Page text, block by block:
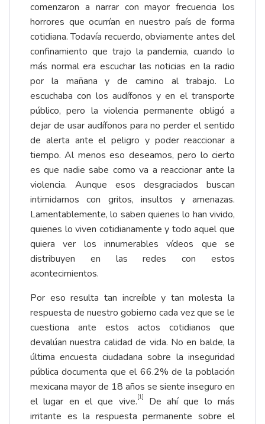
comenzaron a narrar con mayor frecuencia los
horrores que ocurrían en nuestro país de forma
cotidiana. Todavía recuerdo, obviamente antes del
confinamiento que trajo la pandemia, cuando lo
más normal era escuchar las noticias en la radio
por la mañana y de camino al trabajo. Lo
escuchaba con los audífonos y en el transporte
público, pero la violencia permanente obligó a
dejar de usar audífonos para no perder el sentido
de alerta ante el peligro y poder reaccionar a
tiempo. Al menos eso deseamos, pero lo cierto
es que nadie sabe como va a reaccionar ante la
violencia. Aunque esos desgraciados buscan
intimidarnos con gritos, insultos y amenazas.
Lamentablemente, lo saben quienes lo han vivido,
quienes lo viven cotidianamente y todo aquel que
quiera ver los innumerables vídeos que se
distribuyen en las redes con estos
acontecimientos.
Por eso resulta tan increíble y tan molesta la
respuesta de nuestro gobierno cada vez que se le
cuestiona ante estos actos cotidianos que
devalúan nuestra calidad de vida. No en balde, la
última encuesta ciudadana sobre la inseguridad
pública documenta que el 66.2% de la población
mexicana mayor de 18 años se siente inseguro en
el lugar en el que vive.[1]
De ahí que lo más
irritante es la respuesta permanente sobre el